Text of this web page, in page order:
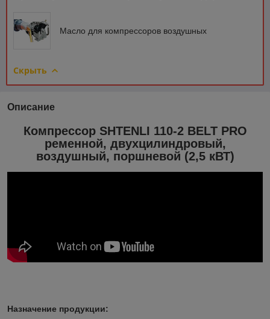
Масло для компрессоров воздушных
Скрыть
Описание
Компрессор SHTENLI 110-2 BELT PRO
ременной, двухцилиндровый,
воздушный, поршневой (2,5 кВТ)
Назначение продукции: